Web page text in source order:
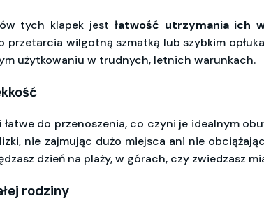
tych klapek jest łatwość utrzymania ich
przetarcia wilgotną szmatką lub szybkim
użytkowaniu w trudnych, letnich warunkach.
łatwe do przenoszenia, co czyni je idealnym
nie zajmując dużo miejsca ani nie
dzień na plaży, w górach, czy zwiedzasz
rodziny